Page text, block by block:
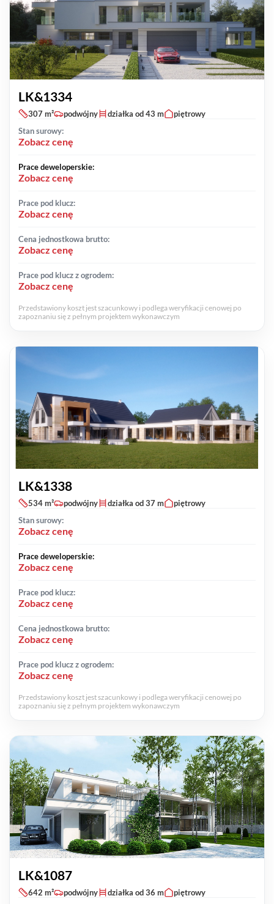
LK&1334
307 m² podwójny działka od 43 m
piętrowy
Stan surowy:
Zobacz cenę
Prace deweloperskie:
Zobacz cenę
Prace pod klucz:
Zobacz cenę
Cena jednostkowa brutto:
Zobacz cenę
Prace pod klucz z ogrodem:
Zobacz cenę
Przedstawiony koszt jest szacunkowy i podlega weryfikacji cenowej po
zapoznaniu się z pełnym projektem wykonawczym
LK&1338
534 m² podwójny działka od 37 m
piętrowy
Stan surowy:
Zobacz cenę
Prace deweloperskie:
Zobacz cenę
Prace pod klucz:
Zobacz cenę
Cena jednostkowa brutto:
Zobacz cenę
Prace pod klucz z ogrodem:
Zobacz cenę
Przedstawiony koszt jest szacunkowy i podlega weryfikacji cenowej po
zapoznaniu się z pełnym projektem wykonawczym
LK&1087
642 m² podwójny działka od 36 m
piętrowy